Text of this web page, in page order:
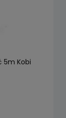
5m Kobi